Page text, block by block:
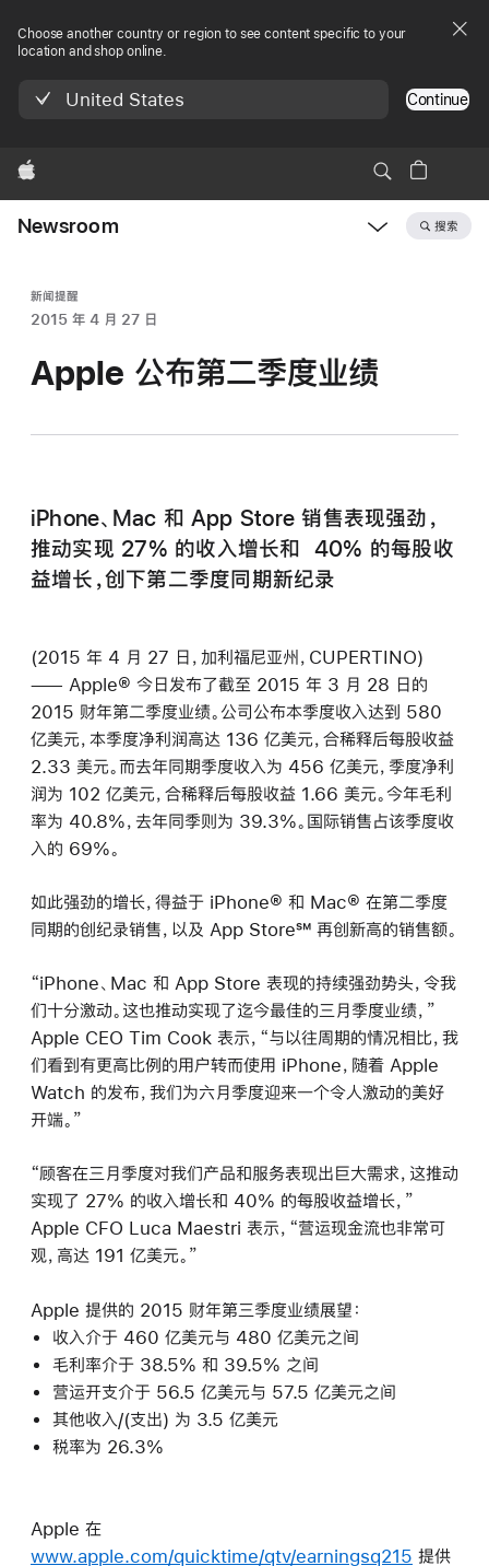
Choose another country or region to see content specific to your
location and shop online.
United States Continue
Apple
Newsroom 搜索
新闻提醒
2015 年 4 月 27 日
Apple 公布第二季度业绩
iPhone、Mac 和 App Store 销售表现强劲，
推动实现 27% 的收入增长和 40% 的每股收
益增长，创下第二季度同期新纪录
(2015 年 4 月 27 日，加利福尼亚州，CUPERTINO)
—— Apple® 今日发布了截至 2015 年 3 月 28 日的
2015 财年第二季度业绩。公司公布本季度收入达到 580
亿美元，本季度净利润高达 136 亿美元，合稀释后每股收益
2.33 美元。而去年同期季度收入为 456 亿美元，季度净利
润为 102 亿美元，合稀释后每股收益 1.66 美元。今年毛利
率为 40.8%，去年同季则为 39.3%。国际销售占该季度收
入的 69%。
如此强劲的增长，得益于 iPhone® 和 Mac® 在第二季度
同期的创纪录销售，以及 App Store℠ 再创新高的销售额。
“iPhone、Mac 和 App Store 表现的持续强劲势头，令我
们十分激动。这也推动实现了迄今最佳的三月季度业绩，”
Apple CEO Tim Cook 表示，“与以往周期的情况相比，我
们看到有更高比例的用户转而使用 iPhone，随着 Apple
Watch 的发布，我们为六月季度迎来一个令人激动的美好
开端。”
“顾客在三月季度对我们产品和服务表现出巨大需求，这推动
实现了 27% 的收入增长和 40% 的每股收益增长，”
Apple CFO Luca Maestri 表示，“营运现金流也非常可
观，高达 191 亿美元。”
Apple 提供的 2015 财年第三季度业绩展望：
收入介于 460 亿美元与 480 亿美元之间
毛利率介于 38.5% 和 39.5% 之间
营运开支介于 56.5 亿美元与 57.5 亿美元之间
其他收入/(支出) 为 3.5 亿美元
税率为 26.3%
Apple 在
www.apple.com/quicktime/qtv/earningsq215 提供